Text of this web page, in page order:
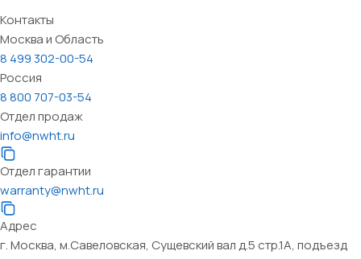
Контакты
Москва и Область
8 499 302-00-54
Россия
8 800 707-03-54
Отдел продаж
info@nwht.ru
Отдел гарантии
warranty@nwht.ru
Адрес
г. Москва, м.Савеловская, Сущевский вал д.5 стр.1А, подъезд